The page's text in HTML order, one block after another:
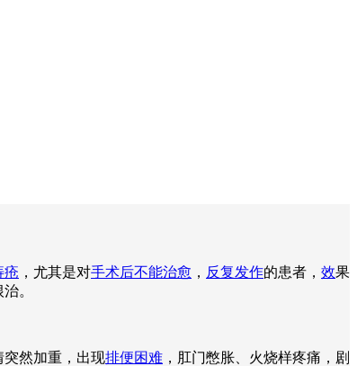
疮 ，尤其是对手术后不能治愈 ， 反复发作的患者， 效果
。
突然加重，出现排便困难 ，肛门憋胀、火烧样疼痛，剧